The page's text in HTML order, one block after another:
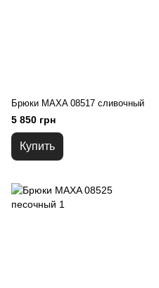
Брюки MAXA 08517 сливочный
5 850 грн
Купить